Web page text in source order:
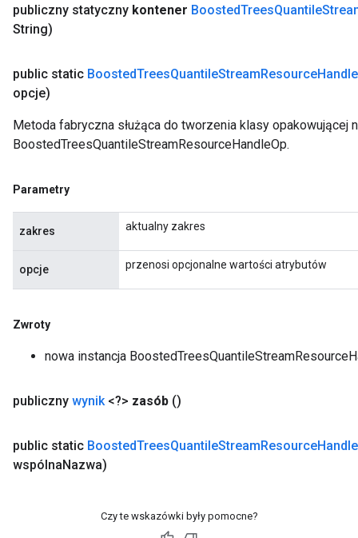
publiczny statyczny kontener BoostedTreesQuantile
String)
public static BoostedTreesQuantileStreamResourceHandle
opcje)
Metoda fabryczna służąca do tworzenia klasy opakowującej
BoostedTreesQuantileStreamResourceHandleOp.
Parametry
zakres aktualny zakres
opcje przenosi opcjonalne wartości atrybutów
Zwroty
nowa instancja
publiczny wynik<?> zasób ()
public static BoostedTreesQuantileStreamResourceHandle
wspólnaNazwa)
Czy te wskazówki były pomocne?